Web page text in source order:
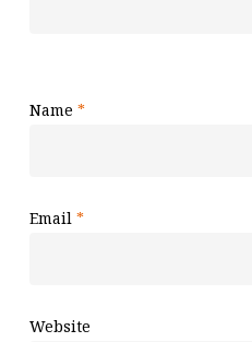
Name *
Email *
Website